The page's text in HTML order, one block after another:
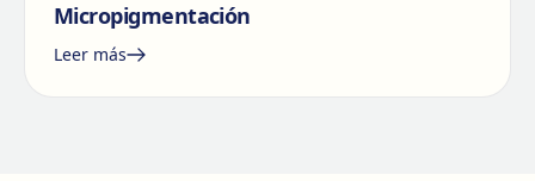
Micropigmentación
Leer más